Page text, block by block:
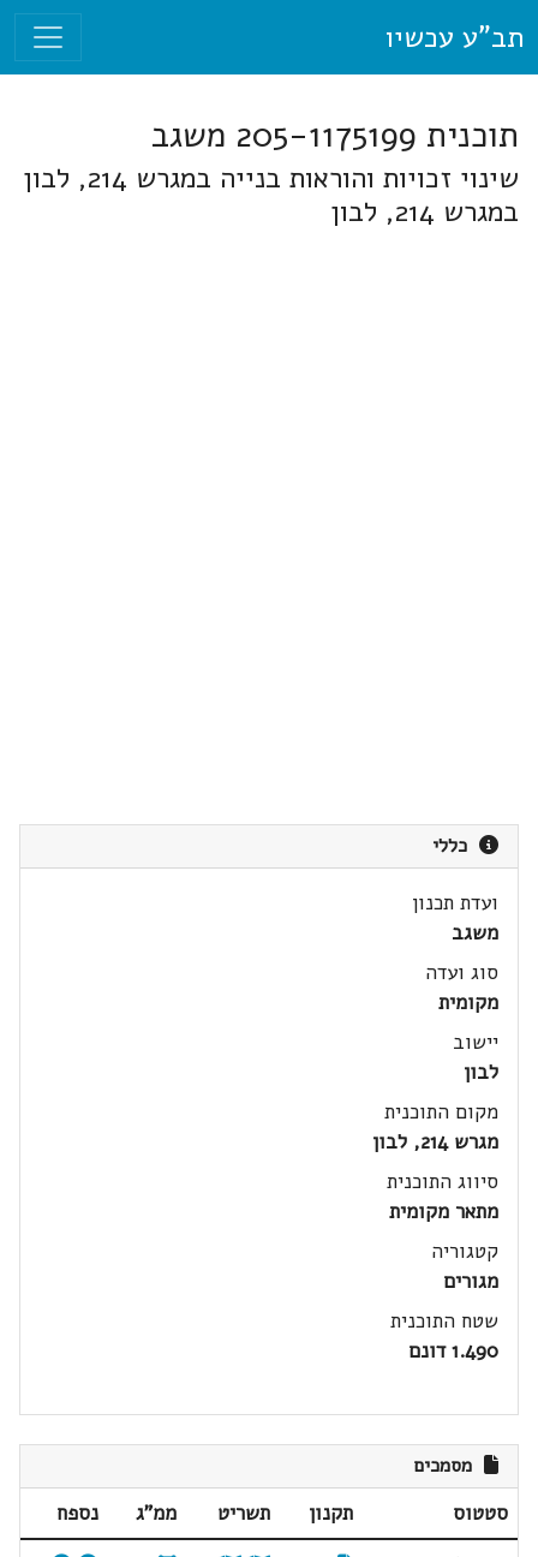
תב"ע עכשיו
תוכנית 205-1175199 משגב
שינוי זכויות והוראות בנייה במגרש 214, לבון
במגרש 214, לבון
כללי
ועדת תכנון
משגב
סוג ועדה
מקומית
יישוב
לבון
מקום התוכנית
מגרש 214, לבון
סיווג התוכנית
מתאר מקומית
קטגוריה
מגורים
שטח התוכנית
1.490 דונם
מסמכים
סטטוס תקנון תשריט ממ"ג
נספח